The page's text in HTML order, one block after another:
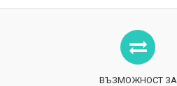
ВЪЗМОЖНОСТ ЗА